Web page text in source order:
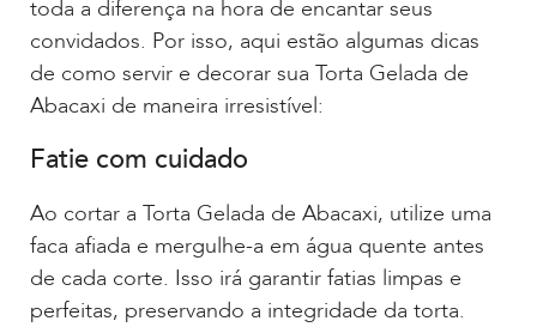
toda a diferença na hora de encantar seus
convidados. Por isso, aqui estão algumas dicas
de como servir e decorar sua Torta Gelada de
Abacaxi de maneira irresistível:
Fatie com cuidado
Ao cortar a Torta Gelada de Abacaxi, utilize uma
faca afiada e mergulhe-a em água quente antes
de cada corte. Isso irá garantir fatias limpas e
perfeitas, preservando a integridade da torta.